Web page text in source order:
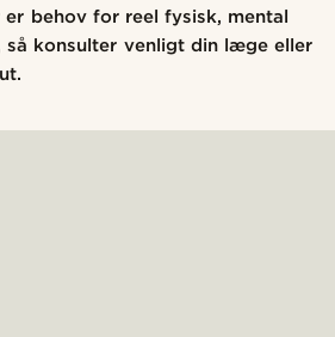
behov for reel fysisk, mental
konsulter venligt din læge eller